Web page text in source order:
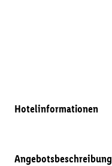
Hotelinformationen
Angebotsbeschreibung